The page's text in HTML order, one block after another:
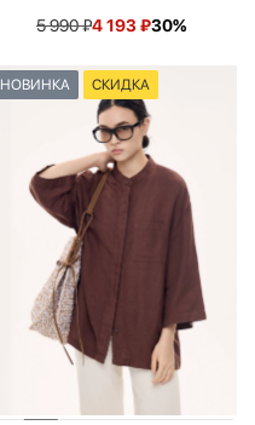
5 990₽4 193₽30%
НОВИНКА СКИДКА